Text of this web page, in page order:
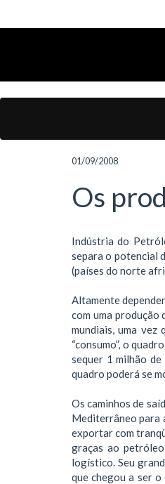
01/09/2008
Os
Indústria do
separa o potencial
(países do norte
Altamente
com uma produção
mundiais, uma
“consumo”, o
sequer 1 milhão
quadro poderá se
Os caminhos de
Mediterrâneo para
exportar com
graças ao
logístico. Seu
que chegou a ser